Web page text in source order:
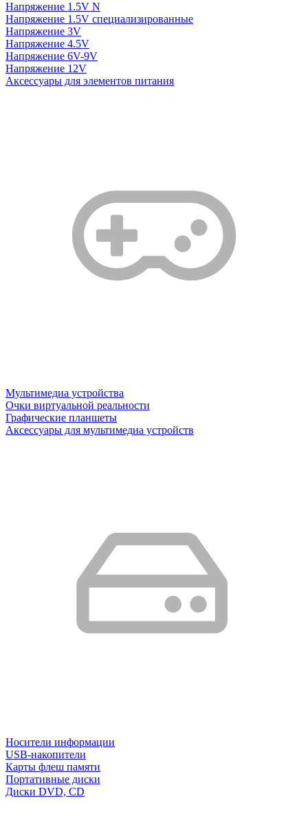
Напряжение 1.5V N
Напряжение 1.5V специализированные
Напряжение 3V
Напряжение 4.5V
Напряжение 6V-9V
Напряжение 12V
Аксессуары для элементов питания
Мультимедиа устройства
Очки виртуальной реальности
Графические планшеты
Аксессуары для мультимедиа устройств
Носители информации
USB-накопители
Карты флеш памяти
Портативные диски
Диски DVD, CD